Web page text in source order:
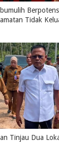
Tidak
Tinjau Dua